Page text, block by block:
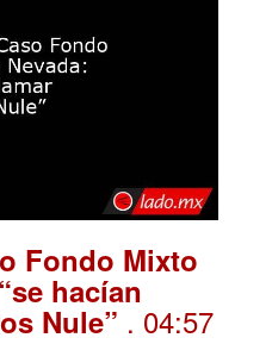
Fondo Mixto
hacían
Nule” . 04:57